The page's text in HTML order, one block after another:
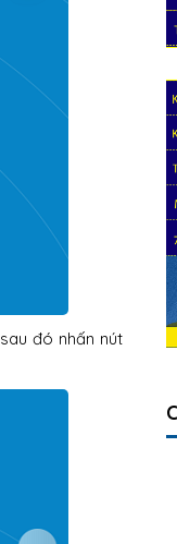
đó nhấn nút